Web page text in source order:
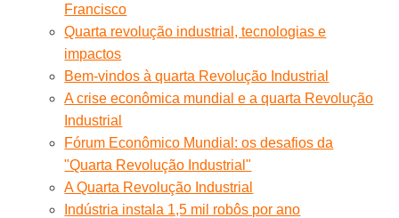
Francisco
Quarta revolução industrial, tecnologias e
impactos
Bem-vindos à quarta Revolução Industrial
A crise econômica mundial e a quarta Revolução
Industrial
Fórum Econômico Mundial: os desafios da
"Quarta Revolução Industrial"
A Quarta Revolução Industrial
Indústria instala 1,5 mil robôs por ano